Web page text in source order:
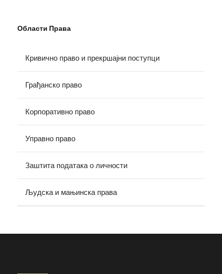
Области Права
Кривично право и прекршајни поступци
Грађанско право
Корпоративно право
Управно право
Заштита података о личности
Људска и мањинска права